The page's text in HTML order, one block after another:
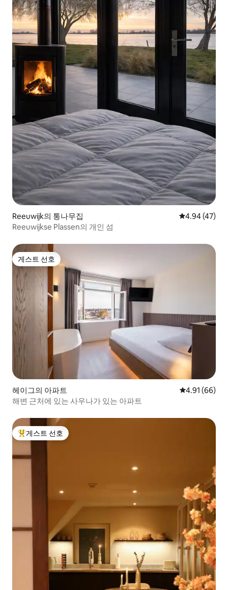
Reeuwijk의 통나무집 평점 4.94점(5
4.94 (47)
Reeuwijkse Plassen의 개인 섬
게스트 선호
게스트 선호
헤이그의 아파트 평점 4.91점(5
4.91 (66)
해변 근처에 있는 사우나가 있는 아파트
상위 게스트 선호
게스트 선호